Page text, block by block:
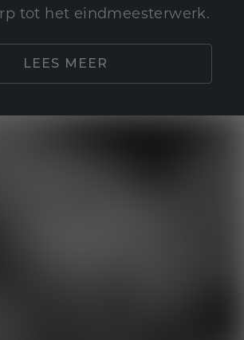
tot het eindmeesterwerk.
LEES MEER